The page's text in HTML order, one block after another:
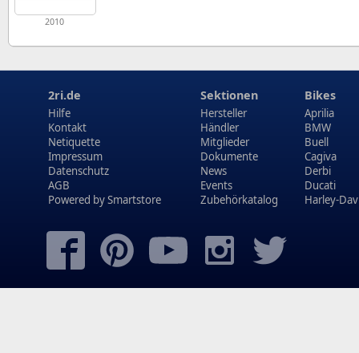
2010
2ri.de
Hilfe
Kontakt
Netiquette
Impressum
Datenschutz
AGB
Powered bySmartstore
Sektionen
Hersteller
Händler
Mitglieder
Dokumente
News
Events
Zubehörkatalog
Bikes
Aprilia
BMW
Buell
Cagiva
Derbi
Ducati
Harley-